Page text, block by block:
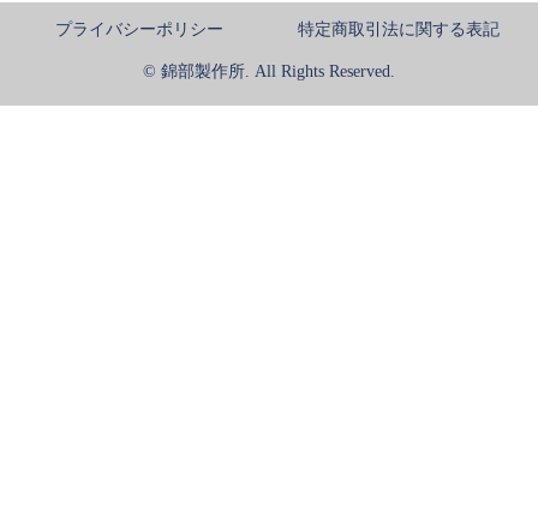
プライバシーポリシー 特定商取引法に関する表記
© 錦部製作所. All Rights Reserved.